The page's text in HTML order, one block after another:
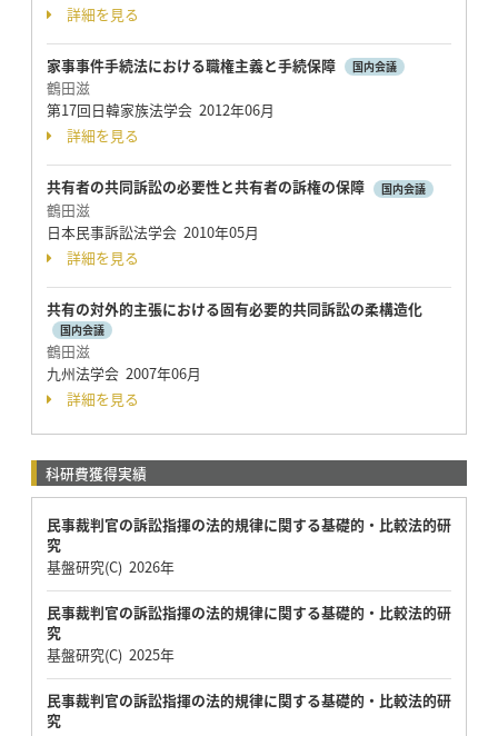
詳細を見る
家事事件手続法における職権主義と手続保障 国内会議
鶴田滋
第17回日韓家族法学会 2012年06月
詳細を見る
共有者の共同訴訟の必要性と共有者の訴権の保障 国内会議
鶴田滋
日本民事訴訟法学会 2010年05月
詳細を見る
共有の対外的主張における固有必要的共同訴訟の柔構造化
国内会議
鶴田滋
九州法学会 2007年06月
詳細を見る
科研費獲得実績
民事裁判官の訴訟指揮の法的規律に関する基礎的・比較法的研
究
基盤研究(C) 2026年
民事裁判官の訴訟指揮の法的規律に関する基礎的・比較法的研
究
基盤研究(C) 2025年
民事裁判官の訴訟指揮の法的規律に関する基礎的・比較法的研
究